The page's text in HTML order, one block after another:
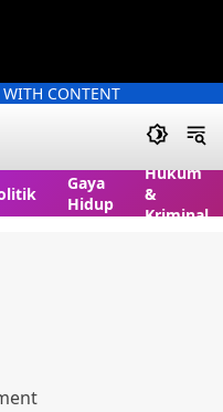
CONTENT
Gaya
Hidup
Hukum
&
Kriminal